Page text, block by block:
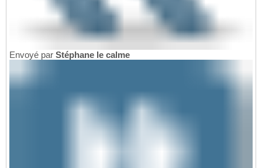
Envoyé par Stéphane le calme